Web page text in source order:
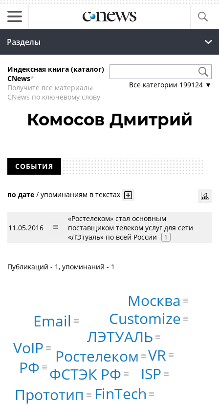
Разделы
Индексная книга (каталог)
CNews*
Получите все материалы
CNews по ключевому слову
Все категории 199124 ▼
Комосов Дмитрий
СОБЫТИЯ
по дате / упоминаниям в текстах
11.05.2016
«Ростелеком» стал основным
поставщиком телеком услуг для сети
«Л’Этуаль» по всей России
1
Публикаций - 1, упоминаний - 1
Ростелеком
ЛЭТУАЛЬ
ФСТЭК РФ
Прототип
Customize
Email
FinTech
VoIP
ISP
VR
РФ
Москва